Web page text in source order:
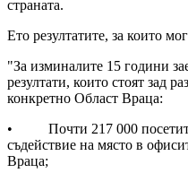
страната.
Ето резултатите, за които
"За изминалите 15 години
резултати, които стоят зад
конкретно Област Враца:
• Почти 217 000
съдействие на място в
Враца;